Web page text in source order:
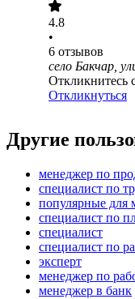
4.8
•
6 отзывов
село Бакчар,
Откликнитесь
Откликнуться
Другие
менеджер по
специалист по
популярные для
специалист по
специалист
специалист по
эксперт
менеджер по
менеджер в банк